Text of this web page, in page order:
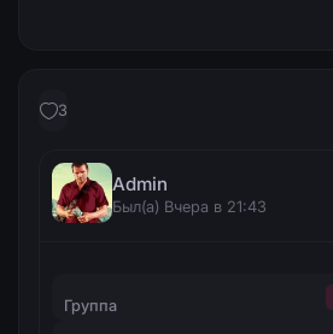
3
Admin
Был(а) Вчера в 21:43
Группа